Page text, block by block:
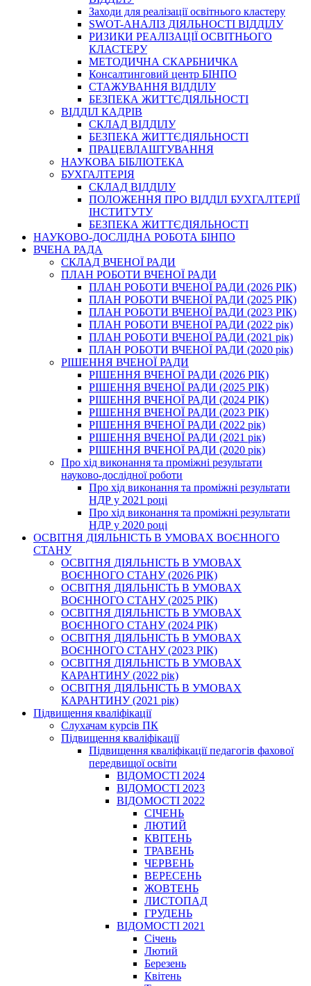
Заходи для реалізації освітнього кластеру
SWOT-АНАЛІЗ ДІЯЛЬНОСТІ ВІДДІЛУ
РИЗИКИ РЕАЛІЗАЦІЇ ОСВІТНЬОГО
КЛАСТЕРУ
МЕТОДИЧНА СКАРБНИЧКА
Консалтинговий центр БІНПО
СТАЖУВАННЯ ВІДДІЛУ
БЕЗПЕКА ЖИТТЄДІЯЛЬНОСТІ
ВІДДІЛ КАДРІВ
СКЛАД ВІДДІЛУ
БЕЗПЕКА ЖИТТЄДІЯЛЬНОСТІ
ПРАЦЕВЛАШТУВАННЯ
НАУКОВА БІБЛІОТЕКА
БУХГАЛТЕРІЯ
СКЛАД ВІДДІЛУ
ПОЛОЖЕННЯ ПРО ВІДДІЛ БУХГАЛТЕРІЇ
ІНСТИТУТУ
БЕЗПЕКА ЖИТТЄДІЯЛЬНОСТІ
НАУКОВО-ДОСЛІДНА РОБОТА БІНПО
ВЧЕНА РАДА
СКЛАД ВЧЕНОЇ РАДИ
ПЛАН РОБОТИ ВЧЕНОЇ РАДИ
ПЛАН РОБОТИ ВЧЕНОЇ РАДИ (2026 РІК)
ПЛАН РОБОТИ ВЧЕНОЇ РАДИ (2025 РІК)
ПЛАН РОБОТИ ВЧЕНОЇ РАДИ (2023 РІК)
ПЛАН РОБОТИ ВЧЕНОЇ РАДИ (2022 рік)
ПЛАН РОБОТИ ВЧЕНОЇ РАДИ (2021 рік)
ПЛАН РОБОТИ ВЧЕНОЇ РАДИ (2020 рік)
РІШЕННЯ ВЧЕНОЇ РАДИ
РІШЕННЯ ВЧЕНОЇ РАДИ (2026 РІК)
РІШЕННЯ ВЧЕНОЇ РАДИ (2025 РІК)
РІШЕННЯ ВЧЕНОЇ РАДИ (2024 РІК)
РІШЕННЯ ВЧЕНОЇ РАДИ (2023 РІК)
РІШЕННЯ ВЧЕНОЇ РАДИ (2022 рік)
РІШЕННЯ ВЧЕНОЇ РАДИ (2021 рік)
РІШЕННЯ ВЧЕНОЇ РАДИ (2020 рік)
Про хід виконання та проміжні результати
науково-дослідної роботи
Про хід виконання та проміжні результати
НДР у 2021 році
Про хід виконання та проміжні результати
НДР у 2020 році
ОСВІТНЯ ДІЯЛЬНІСТЬ В УМОВАХ ВОЄННОГО
СТАНУ
ОСВІТНЯ ДІЯЛЬНІСТЬ В УМОВАХ
ВОЄННОГО СТАНУ (2026 РІК)
ОСВІТНЯ ДІЯЛЬНІСТЬ В УМОВАХ
ВОЄННОГО СТАНУ (2025 РІК)
ОСВІТНЯ ДІЯЛЬНІСТЬ В УМОВАХ
ВОЄННОГО СТАНУ (2024 РІК)
ОСВІТНЯ ДІЯЛЬНІСТЬ В УМОВАХ
ВОЄННОГО СТАНУ (2023 РІК)
ОСВІТНЯ ДІЯЛЬНІСТЬ В УМОВАХ
КАРАНТИНУ (2022 рік)
ОСВІТНЯ ДІЯЛЬНІСТЬ В УМОВАХ
КАРАНТИНУ (2021 рік)
Підвищення кваліфікації
Слухачам курсів ПК
Підвищення кваліфікації
Підвищення кваліфікації педагогів фахової
передвищої освіти
ВІДОМОСТІ 2024
ВІДОМОСТІ 2023
ВІДОМОСТІ 2022
СІЧЕНЬ
ЛЮТИЙ
КВІТЕНЬ
ТРАВЕНЬ
ЧЕРВЕНЬ
ВЕРЕСЕНЬ
ЖОВТЕНЬ
ЛИСТОПАД
ГРУДЕНЬ
ВІДОМОСТІ 2021
Січень
Лютий
Березень
Квітень